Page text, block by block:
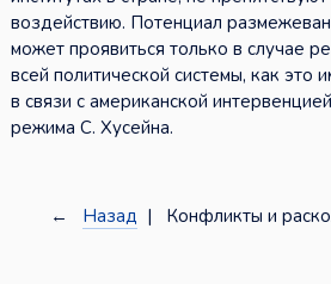
воздействию. Потенциал
может проявиться только в случае
всей политической системы, как это
в связи с американской
режима С. Хусейна.
← Назад | Конфликты и